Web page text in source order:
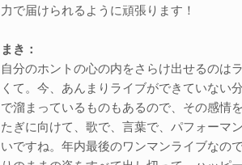
力で届けられるように頑張ります！
まき：
自分のホントの心の内をさらけ出せるのは
くて。今、あんまりライブができていない
で溜まっているものもあるので、その感情
たぎに向けて、歌で、言葉で、パフォーマ
いですね。年内最後のワンマンライブなの